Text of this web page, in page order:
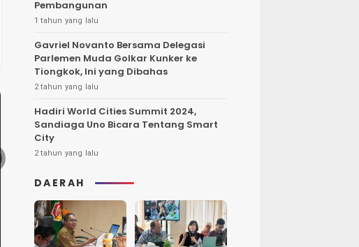
Aset Perbankan NTT
Tumbuh 8,35% di Mei
2026, OJK: Kinerja Tetap
Pembangunan
1 tahun yang lalu
Gavriel Novanto Bersama Delegasi
Parlemen Muda Golkar Kunker ke
Tiongkok, Ini yang Dibahas
2 tahun yang lalu
Hadiri World Cities Summit 2024,
Sandiaga Uno Bicara Tentang Smart
City
2 tahun yang lalu
DAERAH